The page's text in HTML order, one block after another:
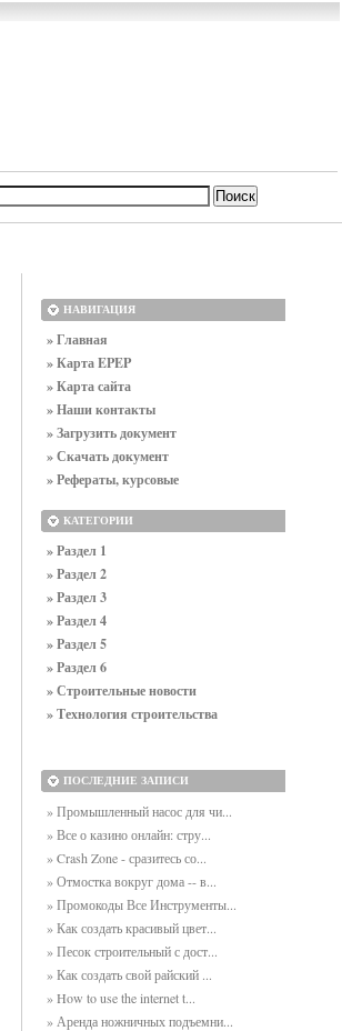
НАВИГАЦИЯ
» Главная
» Карта EPEP
» Карта сайта
» Наши контакты
» Загрузить документ
» Скачать документ
» Рефераты, курсовые
КАТЕГОРИИ
» Раздел 1
» Раздел 2
» Раздел 3
» Раздел 4
» Раздел 5
» Раздел 6
» Строительные новости
» Технология строительства
ПОСЛЕДНИЕ ЗАПИСИ
» Промышленный насос для чи...
» Все о казино онлайн: стру...
» Crash Zone - сразитесь со...
» Отмостка вокруг дома -- в...
» Промокоды Все Инструменты...
» Как создать красивый цвет...
» Песок строительный с дост...
» Как создать свой райский ...
» How to use the internet t...
» Аренда ножничных подъемни...